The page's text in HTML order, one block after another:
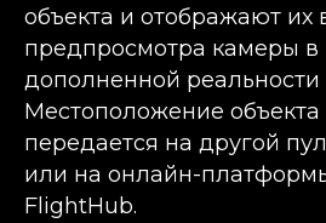
объекта и отображают их
предпросмотра камеры в
дополненной реальности
Местоположение объекта
передается на другой
или на онлайн-
FlightHub.